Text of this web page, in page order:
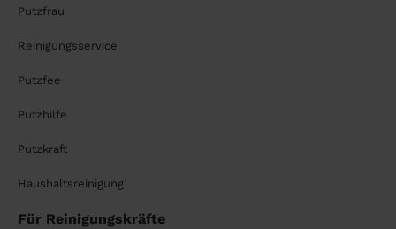
Putzfrau
Reinigungsservice
Putzfee
Putzhilfe
Putzkraft
Haushaltsreinigung
Für Reinigungskräfte